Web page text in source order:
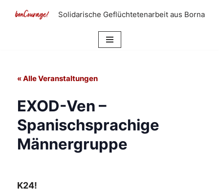
Solidarische Geflüchtetenarbeit aus Borna
« Alle Veranstaltungen
EXOD-Ven –
Spanischsprachige
Männergruppe
K24!